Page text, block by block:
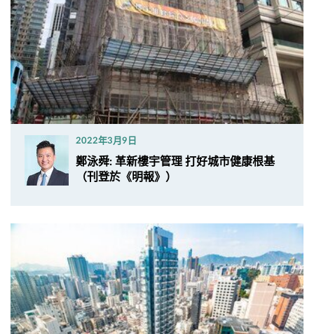
2022年3月9日
鄭泳舜: 革新樓宇管理 打好城市健康根基
（刊登於《明報》）